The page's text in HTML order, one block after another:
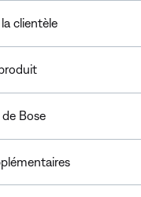
clientèle
Bose